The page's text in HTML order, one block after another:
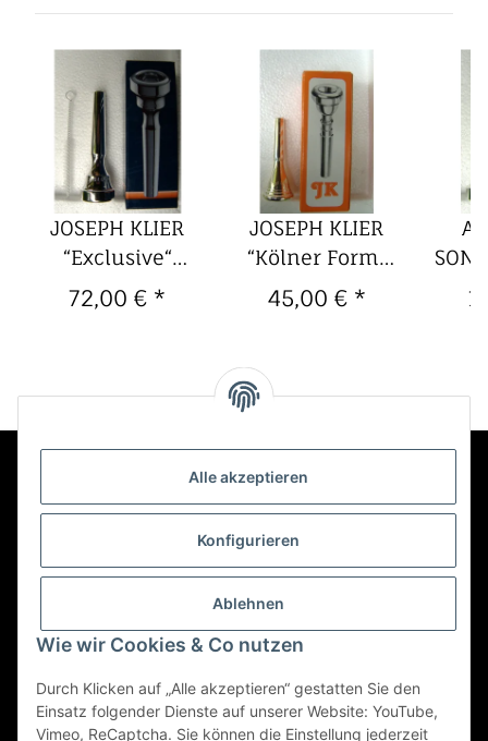
Alle akzeptieren
Konfigurieren
Ablehnen
Wie wir Cookies & Co nutzen
Durch Klicken auf „Alle akzeptieren“ gestatten Sie den
Einsatz folgender Dienste auf unserer Website: YouTube,
Vimeo, ReCaptcha. Sie können die Einstellung jederzeit
JOSEPH KLIER
“Exclusive“
Flügelhornmundstück
deutscher
72,00 € *
JOSEPH KLIER
“Kölner Form"
Waldhornmundstück
45,00 € *
Mehr über